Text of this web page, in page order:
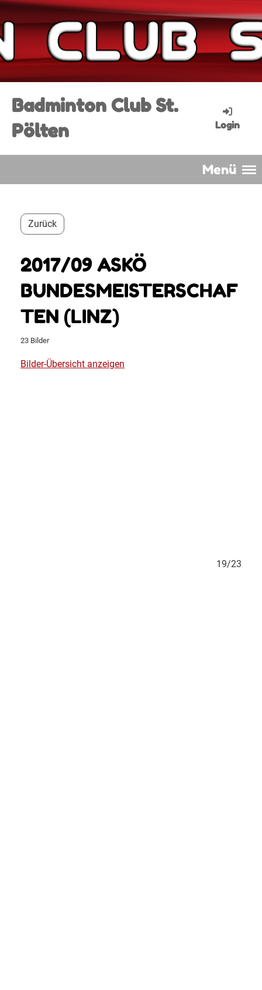
Badminton Club St.
Pölten
Login
Menü
Zurück
2017/09 ASKÖ
BUNDESMEISTERSCHAF
TEN (LINZ)
23 Bilder
Bilder-Übersicht anzeigen
19/23